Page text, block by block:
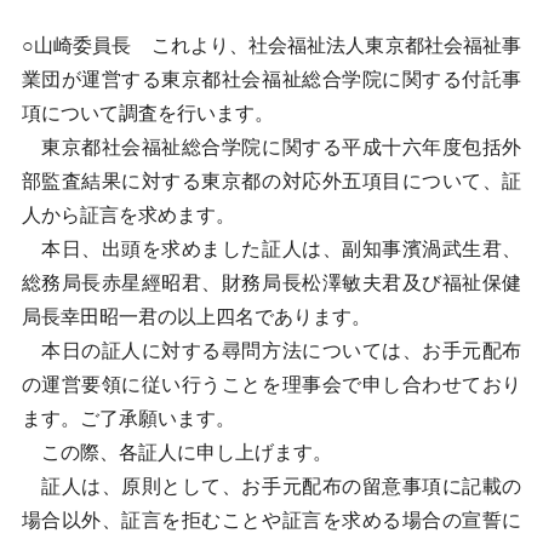
○山崎委員長 これより、社会福祉法人東京都社会福祉事
業団が運営する東京都社会福祉総合学院に関する付託事
項について調査を行います。
東京都社会福祉総合学院に関する平成十六年度包括外
部監査結果に対する東京都の対応外五項目について、証
人から証言を求めます。
本日、出頭を求めました証人は、副知事濱渦武生君、
総務局長赤星經昭君、財務局長松澤敏夫君及び福祉保健
局長幸田昭一君の以上四名であります。
本日の証人に対する尋問方法については、お手元配布
の運営要領に従い行うことを理事会で申し合わせており
ます。ご了承願います。
この際、各証人に申し上げます。
証人は、原則として、お手元配布の留意事項に記載の
場合以外、証言を拒むことや証言を求める場合の宣誓に